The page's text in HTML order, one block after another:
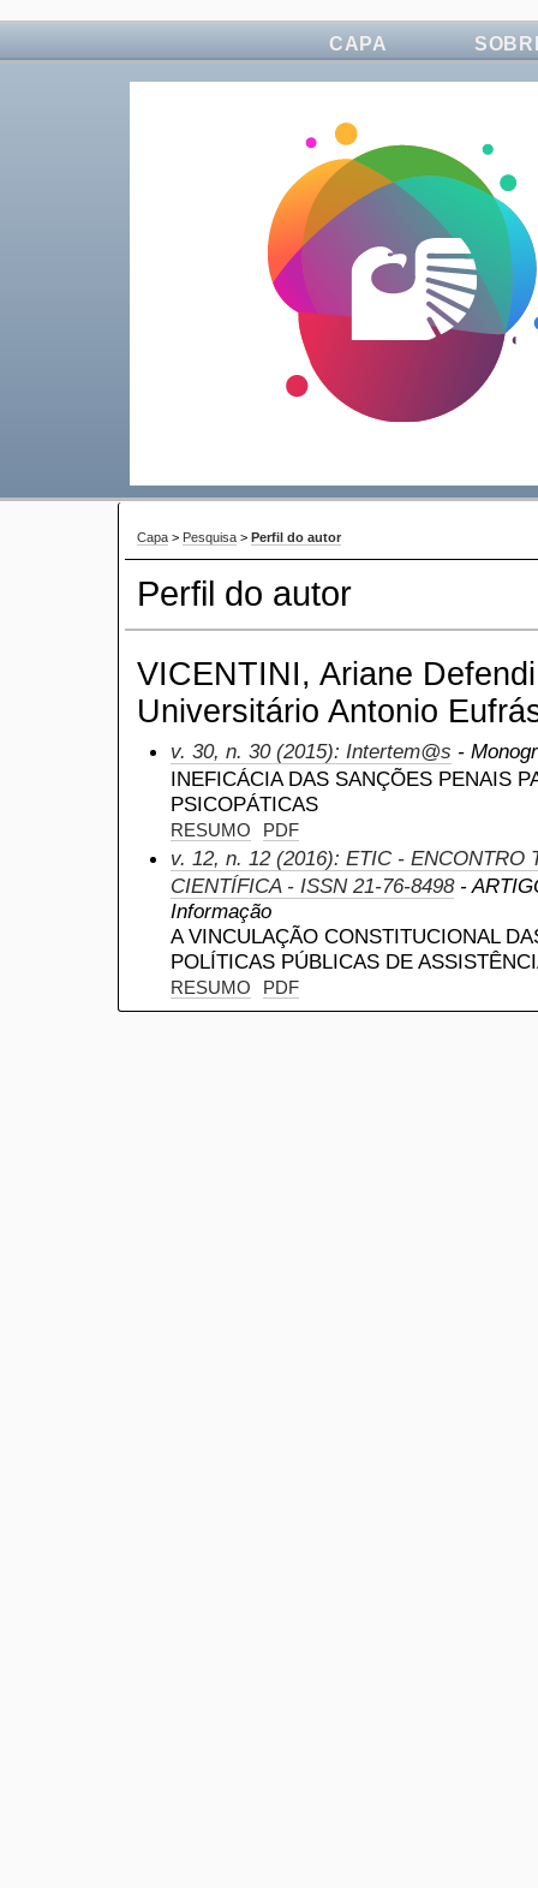
CAPA
Capa > Pesquisa > Perfil do autor
Perfil do autor
VICENTINI, Ariane
Universitário Antonio
v. 30, n. 30 (2015): Intertem@s -
INEFICÁCIA DAS SANÇÕES PENAIS
PSICOPÁTICAS
RESUMO PDF
v. 12, n. 12 (2016): ETIC - ENCONTRO
CIENTÍFICA - ISSN 21-76-8498-
Informação
A VINCULAÇÃO CONSTITUCIONAL
POLÍTICAS PÚBLICAS DE
RESUMO PDF